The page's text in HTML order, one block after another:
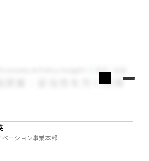
& Policy Insight
原案：妥当性を欠く所得
ーション事業本部